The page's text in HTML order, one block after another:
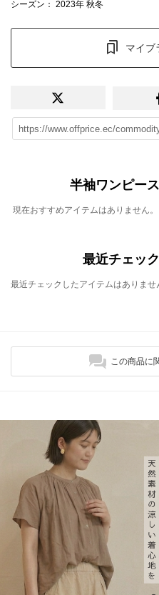
シーズン ： 2023年 秋冬
マイブ
半袖ワンピー
現在おすすめアイテムはありません。
最近チェッ
最近チェックしたアイテムはありませ
この商品に